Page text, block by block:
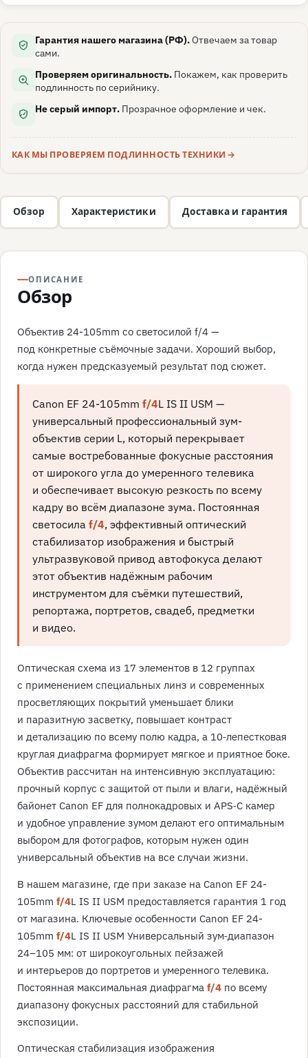
Гарантия нашего магазина (РФ).Отвечаем за товар
сами.
Проверяем оригинальность. Покажем, как проверить
подлинность по серийнику.
Не серый импорт. Прозрачное оформление и чек.
КАК МЫ ПРОВЕРЯЕМ ПОДЛИННОСТЬ ТЕХНИКИ
Обзор Характеристики Доставка и гарантия
ОПИСАНИЕ
Обзор
Объектив 24-105mm со светосилой f/4 —
под конкретные съёмочные задачи. Хороший выбор,
когда нужен предсказуемый результат под сюжет.
Canon EF 24-105mmf/4L IS II USM —
универсальный профессиональный зум-
объектив серии L, который перекрывает
самые востребованные фокусные расстояния
от широкого угла до умеренного телевика
и обеспечивает высокую резкость по всему
кадру во всём диапазоне зума. Постоянная
светосилаf/4, эффективный оптический
стабилизатор изображения и быстрый
ультразвуковой привод автофокуса делают
этот объектив надёжным рабочим
инструментом для съёмки путешествий,
репортажа, портретов, свадеб, предметки
и видео.
Оптическая схема из 17 элементов в 12 группах
с применением специальных линз и современных
просветляющих покрытий уменьшает блики
и паразитную засветку, повышает контраст
и детализацию по всему полю кадра, а 10‑лепестковая
круглая диафрагма формирует мягкое и приятное боке.
Объектив рассчитан на интенсивную эксплуатацию:
прочный корпус с защитой от пыли и влаги, надёжный
байонет Canon EF для полнокадровых и APS‑C камер
и удобное управление зумом делают его оптимальным
выбором для фотографов, которым нужен один
универсальный объектив на все случаи жизни.
В нашем магазине, где при заказе на Canon EF 24-
105mm f/4L IS II USM предоставляется гарантия 1 год
от магазина. Ключевые особенности Canon EF 24-
105mm f/4L IS II USM Универсальный зум‑диапазон
24–105 мм: от широкоугольных пейзажей
и интерьеров до портретов и умеренного телевика.
Постоянная максимальная диафрагма f/4 по всему
диапазону фокусных расстояний для стабильной
экспозиции.
Оптическая стабилизация изображения